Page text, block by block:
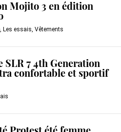
Mojito 3 en édition
Les essais Vêtements
SLR 7 4th Generation
confortable et sportif